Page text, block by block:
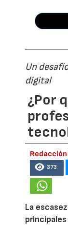
Un
digital
¿Por
373
La